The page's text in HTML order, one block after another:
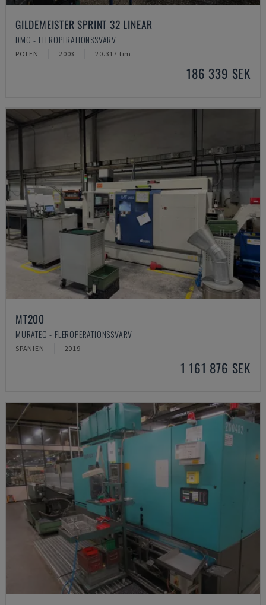
GILDEMEISTER SPRINT 32 LINEAR
DMG - FLEROPERATIONSSVARV
POLEN 2003 20.317 tim.
186 339 SEK
MT200
MURATEC - FLEROPERATIONSSVARV
SPANIEN 2019
1 161 876 SEK